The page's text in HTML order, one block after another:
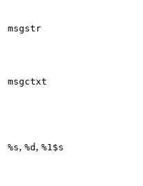
msgstr
msgctxt
%s, %d , %1$s